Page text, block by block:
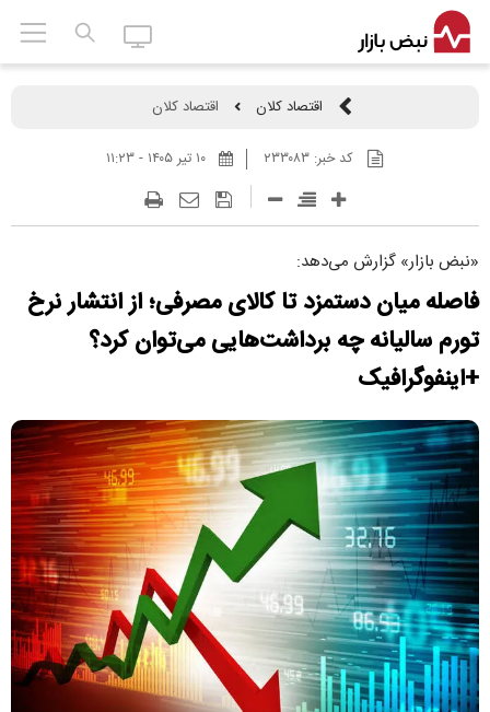
اقتصاد کلان اقتصاد کلان
کد خبر: ۲۳۳۰۸۳
«نبض بازار» گزارش می‌دهد:
فاصله میان دستمزد تا کالای مصرفی؛ از انتشار نرخ
تورم سالیانه چه برداشت‌هایی می‌توان کرد؟
+اینفوگرافیک